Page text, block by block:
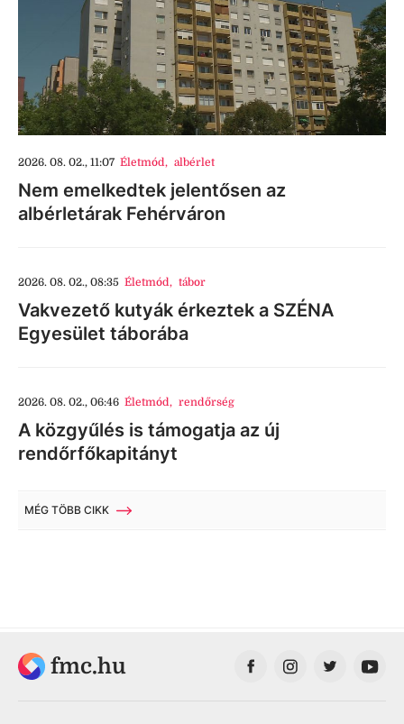
2026. 08. 02., 11:07 Életmód, albérlet
Nem emelkedtek jelentősen az
albérletárak Fehérváron
2026. 08. 02., 08:35 Életmód, tábor
Vakvezető kutyák érkeztek a SZÉNA
Egyesület táborába
2026. 08. 02., 06:46 Életmód, rendőrség
A közgyűlés is támogatja az új
rendőrfőkapitányt
MÉG TÖBB CIKK
fmc.hu